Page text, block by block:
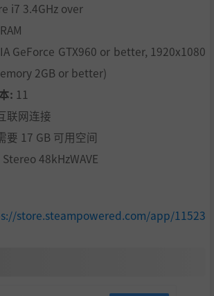
i7 3.4GHz over
GeForce GTX960 or better, 1920x1080
2GB or better)
: 11
联网连接
要 17 GB 可用空间
48kHzWAVE
store.steampowered.com/app/11523